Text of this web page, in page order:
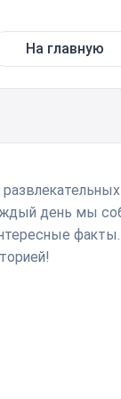
На главную
день мы